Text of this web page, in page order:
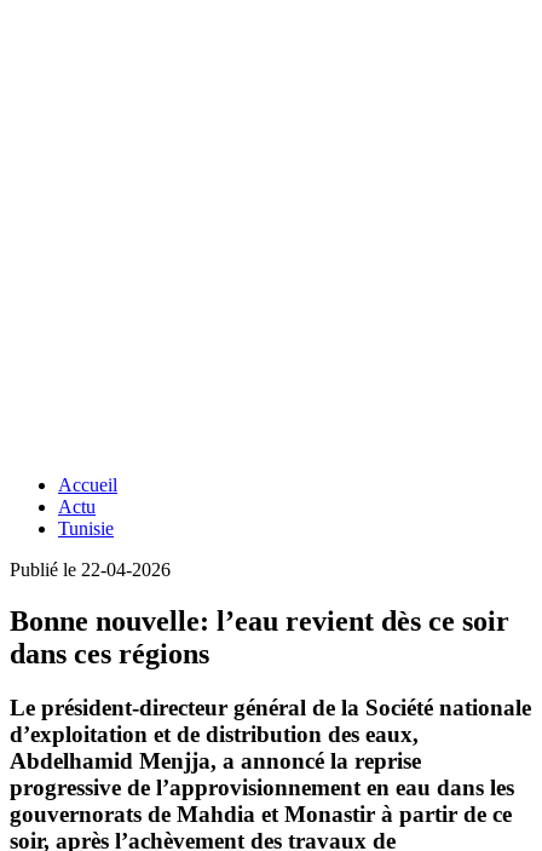
Accueil
Actu
Tunisie
Publié le 22-04-2026
Bonne nouvelle: l’eau revient dès ce soir
dans ces régions
Le président-directeur général de la Société nationale
d’exploitation et de distribution des eaux,
Abdelhamid Menjja, a annoncé la reprise
progressive de l’approvisionnement en eau dans les
gouvernorats de Mahdia et Monastir à partir de ce
soir, après l’achèvement des travaux de